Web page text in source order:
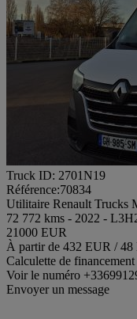
Truck ID: 2701N19
Référence:70834
Utilitaire Renault Trucks
72 772 kms - 2022 -
21000 EUR
À partir de 432 EUR / 48
Calculette de financement
Voir le numéro
Envoyer un message